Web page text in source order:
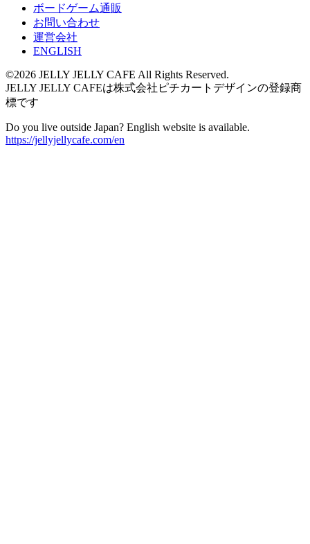
ボードゲーム通販
お問い合わせ
運営会社
ENGLISH
©2026 JELLY JELLY CAFE All Rights Reserved.
JELLY JELLY CAFEは株式会社ピチカートデザインの登録商
標です
Do you live outside Japan? English website is available.
https://jellyjellycafe.com/en